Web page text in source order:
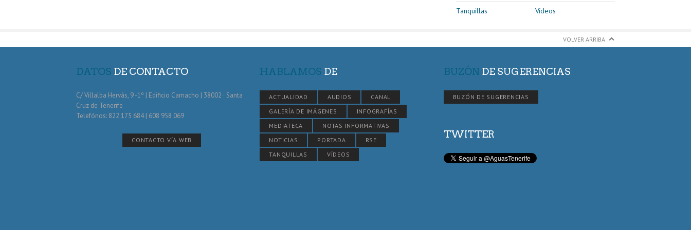
Tanquillas
Vídeos
VOLVER ARRIBA
DATOS DE CONTACTO
C/ Villalba Hervás, 9 -1º | Edificio Camacho | 38002 · Santa
Cruz de Tenerife
Telefónos: 822 175 684 | 608 958 069
CONTACTO VÍA WEB
HABLAMOS DE
ACTUALIDAD AUDIOS
CANAL
GALERÍA DE IMÁGENES
INFOGRAFÍAS
MEDIATECA
NOTAS INFORMATIVAS
NOTICIAS
PORTADA
RSE
TANQUILLAS
VÍDEOS
BUZÓN DE SUGERENCIAS
BUZÓN DE SUGERENCIAS
TWITTER